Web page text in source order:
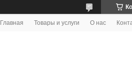
Главная Товары и услуги О нас